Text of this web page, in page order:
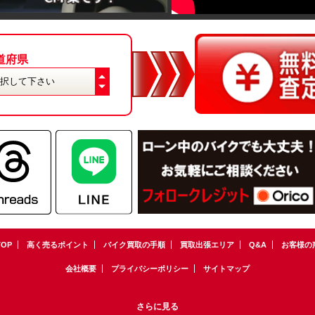
府県
高く売るポイント バイク買取の手順 買取出張エリア Q&A お客様の
会社概要 プライバシーポリシー サイトマップ
さらに見る